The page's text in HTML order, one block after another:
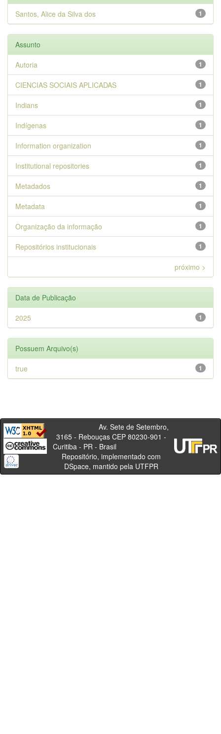
1
Santos, Alice da Silva dos
Assunto
1
Autoria
1
CIENCIAS SOCIAIS APLICADAS
1
Indians
1
Indígenas
1
Information organization
1
Institutional repositories
1
Metadados
1
Metadata
1
Organização da informação
1
Repositórios institucionais
próximo >
Data de Publicação
1
2025
Possuem Arquivo(s)
1
true
Av. Sete de Setembro,
3165 - Rebouças CEP 80230-901 -
Curitiba - PR - Brasil
Repositório, implementado com
DSpace, mantido pela UTFPR